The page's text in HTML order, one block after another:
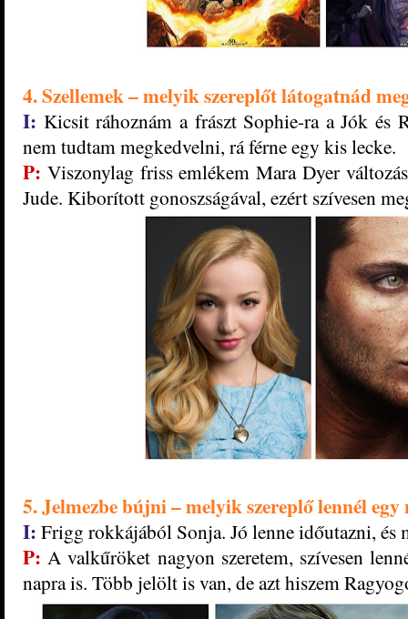
4. Szellemek – melyik szereplőt látogatnád
I: Kicsit ráhoznám a frászt Sophie-ra a Jók és
nem tudtam megkedvelni, rá férne egy kis lecke.
P: Viszonylag friss emlékem Mara Dyer
Jude. Kiborított gonoszságával, ezért szívesen
5. Jelmezbe bújni – melyik szereplő lennél
I: Frigg rokkájából Sonja. Jó lenne időutazni, és
P:A valkűröket nagyon szeretem, szívesen
napra is. Több jelölt is van, de azt hiszem